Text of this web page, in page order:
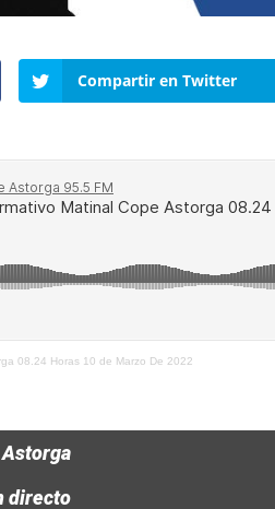
Compartir en Twitter
08.24 Horas 10 de Marzo De 2022
Astorga
directo